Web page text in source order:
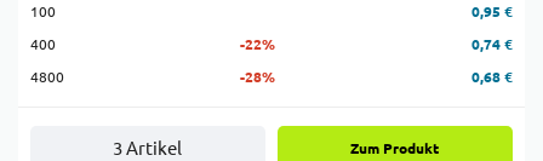
100
0,95 €
400
-22%
0,74 €
4800
-28% 0,68 €
3 Artikel Zum Produkt